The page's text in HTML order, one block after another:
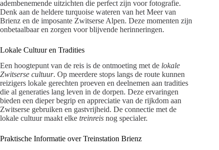
adembenemende uitzichten die perfect zijn voor fotografie.
Denk aan de heldere turquoise wateren van het Meer van
Brienz en de imposante Zwitserse Alpen. Deze momenten zijn
onbetaalbaar en zorgen voor blijvende herinneringen.
Lokale Cultuur en Tradities
Een hoogtepunt van de reis is de ontmoeting met de lokale
Zwitserse cultuur. Op meerdere stops langs de route kunnen
reizigers lokale gerechten proeven en deelnemen aan tradities
die al generaties lang leven in de dorpen. Deze ervaringen
bieden een dieper begrip en appreciatie van de rijkdom aan
Zwitserse gebruiken en gastvrijheid. De connectie met de
lokale cultuur maakt elke treinreis nog specialer.
Praktische Informatie over Treinstation Brienz